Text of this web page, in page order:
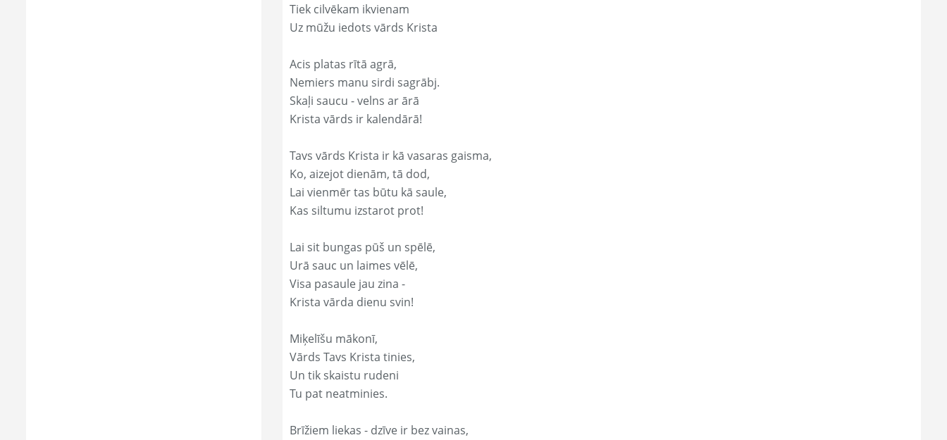
Tiek cilvēkam ikvienam
Uz mūžu iedots vārds Krista
Acis platas rītā agrā,
Nemiers manu sirdi sagrābj.
Skaļi saucu - velns ar ārā
Krista vārds ir kalendārā!
Tavs vārds Krista ir kā vasaras gaisma,
Ko, aizejot dienām, tā dod,
Lai vienmēr tas būtu kā saule,
Kas siltumu izstarot prot!
Lai sit bungas pūš un spēlē,
Urā sauc un laimes vēlē,
Visa pasaule jau zina -
Krista vārda dienu svin!
Miķelīšu mākonī,
Vārds Tavs Krista tinies,
Un tik skaistu rudeni
Tu pat neatminies.
Brīžiem liekas - dzīve ir bez vainas,